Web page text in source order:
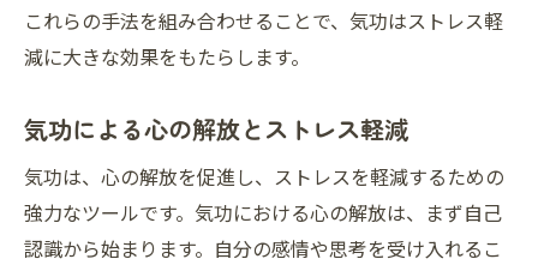
これらの手法を組み合わせることで、気功はストレス軽
減に大きな効果をもたらします。
気功による心の解放とストレス軽減
気功は、心の解放を促進し、ストレスを軽減するための
強力なツールです。気功における心の解放は、まず自己
認識から始まります。自分の感情や思考を受け入れるこ